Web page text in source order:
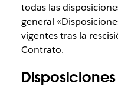
todas las
general
vigentes tras la
Contrato.